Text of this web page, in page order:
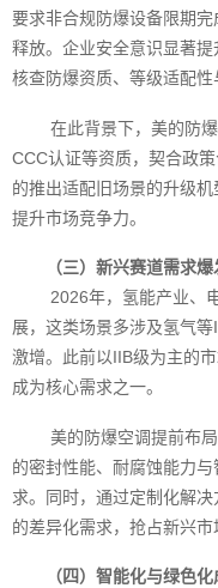
要求非合规防爆设备限期
释放。企业安全意识显著
核查防爆资质、等级适配性
在此背景下，美的防
CCC认证等资质，契合政
的推出适配旧场景的升级
提升市场竞争力。
（三）新兴赛道需求
2026年，氢能产业、
展，这类场景多涉及氢气
激增。此前以IIB级为主的
成为核心需求之一。
美的防爆空调提前布
的密封性能、耐腐蚀能力
求。同时，通过定制化解
的差异化需求，抢占新兴市
（四）智能化与绿色